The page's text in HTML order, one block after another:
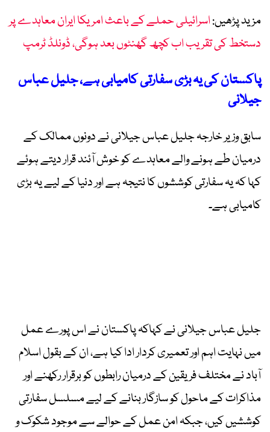
مزید پڑھیں:اسرائیلی حملے کے باعث امریکا ایران معاہدے پر
دستخط کی تقریب اب کچھ گھنٹوں بعد ہوگی، ڈونلڈ ٹرمپ
پاکستان کی یہ بڑی سفارتی کامیابی ہے، جلیل عباس
جیلانی
سابق وزیر خارجہ جلیل عباس جیلانی نے دونوں ممالک کے
درمیان طے ہونے والے معاہدے کو خوش آئند قرار دیتے ہوئے
کہا کہ یہ سفارتی کوششوں کا نتیجہ ہے اور دنیا کے لیے یہ بڑی
کامیابی ہے۔
جلیل عباس جیلانی نے کہاکہ پاکستان نے اس پورے عمل
میں نہایت اہم اور تعمیری کردار ادا کیا ہے، ان کے بقول اسلام
آباد نے مختلف فریقین کے درمیان رابطوں کو برقرار رکھنے اور
مذاکرات کے ماحول کو سازگار بنانے کے لیے مسلسل سفارتی
کوششیں کیں، جبکہ امن عمل کے حوالے سے موجود شکوک و